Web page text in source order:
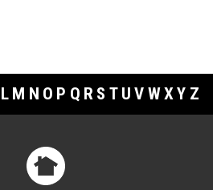
L M N O P Q R S T U V WXY Z